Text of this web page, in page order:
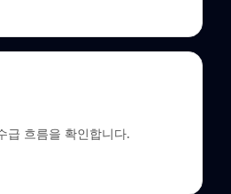
급 흐름을 확인합니다.